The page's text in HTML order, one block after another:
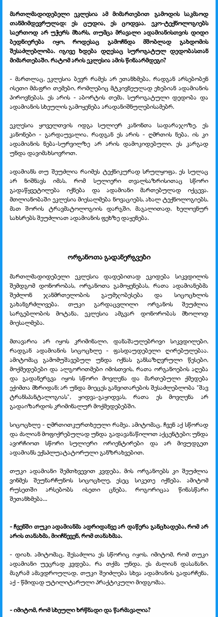
მართლმადიდებელი ეკლესია ამ მიმართებით გამოდის საკმაოდ
თანმიმდევრულად: ეს ცუდია, ეს ცოდვაა. ეკო-ტექნოლოგიებს
საერთოდ არ უჭერს მხარს, თუმცა მრავალი ადამიანისთვის დიდი
ბედნიერება იყო, როდესაც გამოჩნდა მშობლად გახდომის
შესაძლებლობა. იგივე ხდება დღესაც სუროგატულ დედობასთან
მიმართებაში. რატომ არის ეკლესია ამის წინაარმდეგი?
- მართლაც, ეკლესია ბევრ რამეს არ ეთანხმება, რადგან არსებობენ
ისეთი მძაფრი თემები, რომლებიც მტკივნეულად ეხებიან ადამიანის
პიროვნებას. ეს არის - აბორტის თემა, სუროგატული დედობა და
ადამიანის სხეულის გამოყენება არადანიშნულებისამებრ.
ეკლესია ყოველთვის იდგა სულიერ კანონთა სადარაჯოზე. ეს
კანონები - გარდაუვალია, რადგან ეს არის - ღმრთის ნება, ის კი
ადამიანის ნება-სურვილზე არ არის დამოკიდებული. ეს კარგად
უნდა დავიმახსოვროთ.
ადამიანს თუ შეუძლია რაიმეს ტექნიკურად სრულყოფა, ეს სულაც
არ ნიშნავს იმას, რომ სულიერი თვალსაზრისითაც სწორი
გადაწყვეტილება იქნება და ადამიანი მართებულად იქცევა.
მთლიანობაში ეკლესია მიესალმება ნოვაციებს, ახალ ტექნოლოგიებს,
მათ შორის ტრავმატოლოგიის დარგში, მაგალითად, ხელოვნურ
სახსრებს შეუძლიათ ადამიანის ფეხზე დაყენება.
ორგანოთა გადანერგვები
მართლმადიდებელი ეკლესია დადებითად ეკიდება სიკვდილის
შემდგომ დონორობას, ორგანოთა გამოყენებას, რათა ადამიანებმა
შეძლონ ჯანმრთელობის გაუმჯობესება და სიცოცხლის
გახანგრძლივება. თუკი გარდაცვლილი ორგანოს შეუძლია
სარგებლობის მოტანა, ეკლესია ამგვარ დონორობას მხოლოდ
მიესალმება.
მთავარია არ იყოს კრიმინალი, დანაშაულებრივი სიკვდილები,
რადგან ადამიანის სიცოცხლე - ფასდაუდებელი ღირებულებაა.
ამიტომაც გამომუშავებულ უნდა იქნას განსაზღვრული წესები,
მოქმედებები და ალგორითმები იმისთვის, რათა ორგანოების აღება
და გადანერგვა იყოს სწორი მოვლენა და მართებული ქმედება
ექიმთა მხრიდან; არ უნდა მიეცეს განვითარების შესაძლებლობა "შავ
ტრანსპანტალოგიას", ყიდვა-გაყიდვას, რათა ეს მოვლენა არ
გადაიზარდოს კრიმინალურ მოქმედებებში.
სიცოცხლე - ღმრთითკურთხეული რამეა. ამიტომაც, ჩვენ აქ სწორად
და ძალიან მოფიქრებულად უნდა გადავანაწილოთ აქცენტები; უნდა
ავირჩიოთ სწორი სულიერი ორიენტირები და არ მივუდგეთ
ადამიანს ექსპლუატატორული განზრახვებით.
თუკი ადამიანი შემთხვევით კვდება, მის ორგანოებს კი შეუძლია
ვინმეს შეუნარჩუნოს სიცოცხლე, ესეც სიკეთე იქნება. ამიტომ
რუსეთში არსებობს ისეთი ცნება, როგორიცაა წინასწარი
შეთანხმება...
- ჩვენში თუკი ადამიანმა ადრიდანვე არ დაწერა განცხადება, რომ არ
არის თანახმა, მიიჩნევენ, რომ თანახმაა.
- დიახ. ამიტომაც, შესაძლოა ეს სწორიც იყოს. იმიტომ, რომ თუკი
ადამიანი უეცრად კვდება, რა თქმა უნდა, ეს ძალიან დასანანი.
მაგრამ ამავდროულად, თუკი შეიძლება სხვა ადამიანის გადარჩენა,
აქ - წმიდად უტილიტარული პრაქტიკული მიდგომაა.
- იმიტომ, რომ სხეული ხრწნადი და წარმავალია?